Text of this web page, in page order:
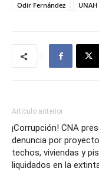
Odir Fernández
UNAH
Artículo anterior
¡Corrupción! CNA
denuncia por
techos, viviendas y
liquidados en la